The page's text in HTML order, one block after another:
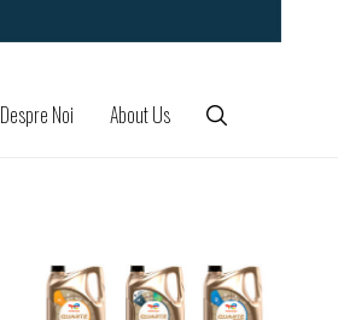
Despre Noi About Us